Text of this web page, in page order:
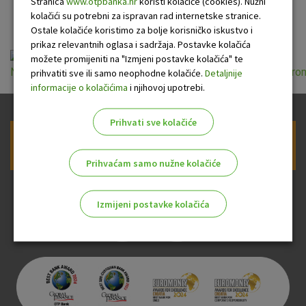
bankarstva
kolačići su potrebni za ispravan rad internetske stranice.
Ostale kolačiće koristimo za bolje korisničko iskustvo i
prikaz relevantnih oglasa i sadržaja. Postavke kolačića
možete promijeniti na "Izmjeni postavke kolačića" te
prihvatiti sve ili samo neophodne kolačiće. Detaljnije
informacije o kolačićima i njihovoj upotrebi.
Prihvati sve kolačiće
Prihvaćam samo nužne kolačiće
Izmijeni postavke kolačića